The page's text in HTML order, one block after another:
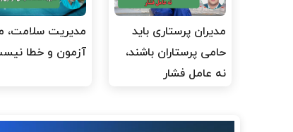
مدیران پرستاری باید
حامی پرستاران باشند،
نه عامل فشار
مدیریت سلامت،
آزمون و خطا